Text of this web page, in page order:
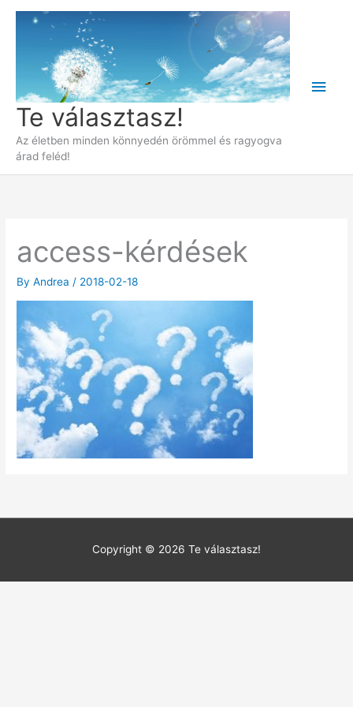
Skip
Te választasz!
Az életben minden könnyedén örömmel és ragyogva
árad feléd!
Main
access-kérdések
ByAndrea / 2018-02-18
Copyright © 2026 Te választasz!